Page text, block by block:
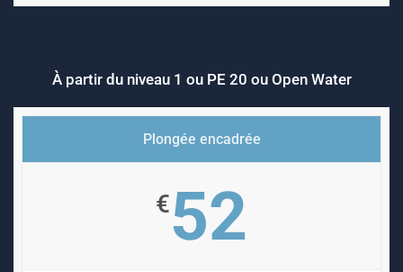
À partir du niveau 1 ou PE 20 ou Open Water
Plongée encadrée
€52